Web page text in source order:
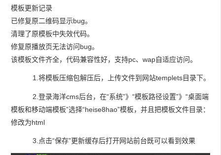
模板更新记录
已修复原二维码显示bug。
清理了原模板中失效代码。
修复原播放页无法访问bug。
该模板文件齐全，代码兼容性好，支持pc、wap自适应访问。
1.将模板压缩包解压后，上传文件到网站templets目录下。
2.登录海洋cms后台，在“系统”》“模板路径设置”》“桌面端
模板和移动端模板”选择“heise8hao”模板，并且把模板文件目录：
修改为html
3.点击“保存”更新缓存后打开网站前台既可以看到效果